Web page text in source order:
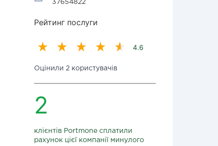
37654822
Рейтинг послуги
4.6
Оцінили 2 користувачів
2
клієнтів Portmone сплатили
рахунок цієї компанії минулого